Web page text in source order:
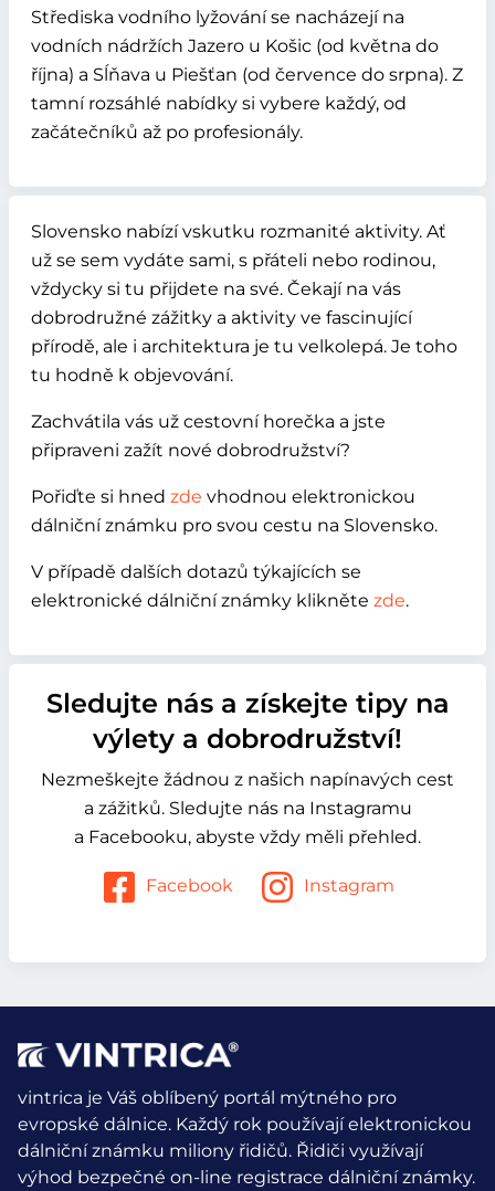
Střediska vodního lyžování se nacházejí na
vodních nádržích Jazero u Košic (od května do
října) a Sĺňava u Piešťan (od července do srpna). Z
tamní rozsáhlé nabídky si vybere každý, od
začátečníků až po profesionály.
Slovensko nabízí vskutku rozmanité aktivity. Ať
už se sem vydáte sami, s přáteli nebo rodinou,
vždycky si tu přijdete na své. Čekají na vás
dobrodružné zážitky a aktivity ve fascinující
přírodě, ale i architektura je tu velkolepá. Je toho
tu hodně k objevování.
Zachvátila vás už cestovní horečka a jste
připraveni zažít nové dobrodružství?
Pořiďte si hned zde vhodnou elektronickou
dálniční známku pro svou cestu na Slovensko.
V případě dalších dotazů týkajících se
elektronické dálniční známky klikněte zde.
Sledujte nás a získejte tipy na
výlety a dobrodružství!
Nezmeškejte žádnou z našich napínavých cest
a zážitků. Sledujte nás na Instagramu
a Facebooku, abyste vždy měli přehled.
Facebook Instagram
vintrica je Váš oblíbený portál mýtného pro
evropské dálnice. Každý rok používají elektronickou
dálniční známku miliony řidičů. Řidiči využívají
výhod bezpečné on-line registrace dálniční známky.